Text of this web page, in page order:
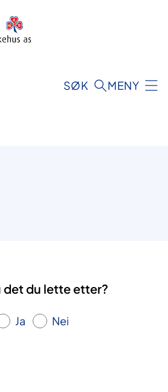
SØK MENY
det du lette etter?
Ja Nei